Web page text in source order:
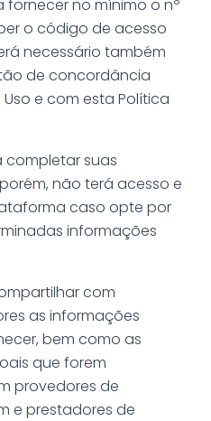
no mínimo o nº
o código de acesso
necessário também
de concordância
e com esta Política
suas
não terá acesso e
caso opte por
informações
com
as informações
bem como as
que forem
provedores de
e prestadores de